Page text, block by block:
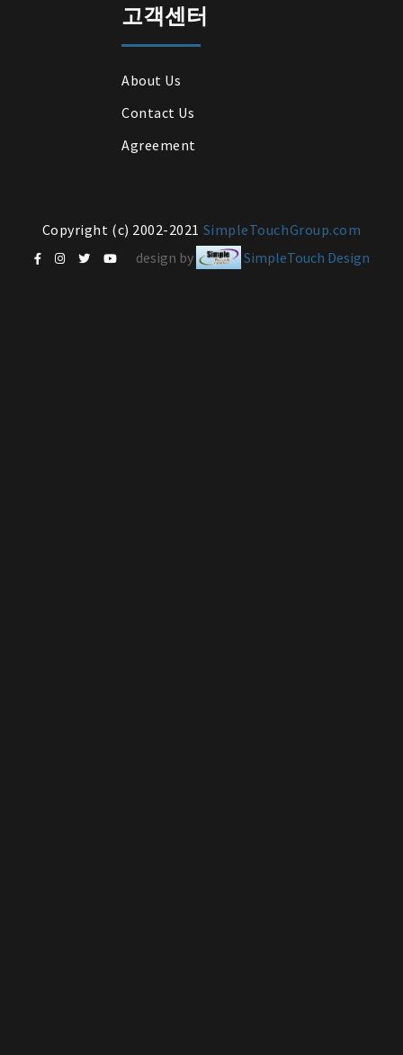
고객센터
About Us
Contact Us
Agreement
Copyright (c) 2002-2021 SimpleTouchGroup.com
design by
SimpleTouch Design